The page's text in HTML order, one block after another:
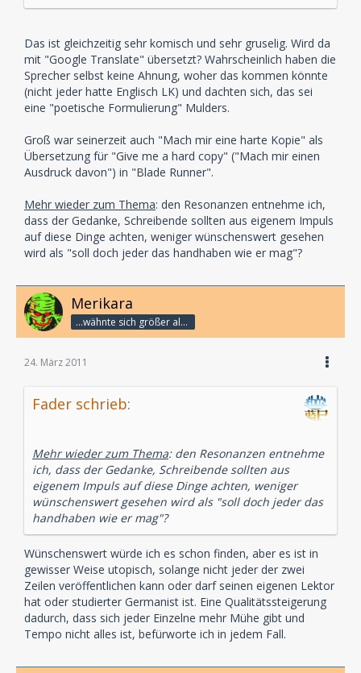
Das ist gleichzeitig sehr komisch und sehr gruselig. Wird da
mit "Google Translate" übersetzt? Wahrscheinlich haben die
Sprecher selbst keine Ahnung, woher das kommen könnte
(nicht jeder hatte Englisch LK) und dachten sich, das sei
eine "poetische Formulierung" Mulders.
Groß war seinerzeit auch "Mach mir eine harte Kopie" als
Übersetzung für "Give me a hard copy" ("Mach mir einen
Ausdruck davon") in "Blade Runner".
Mehr wieder zum Thema: den Resonanzen entnehme ich,
dass der Gedanke, Schreibende sollten aus eigenem Impuls
auf diese Dinge achten, weniger wünschenswert gesehen
wird als "soll doch jeder das handhaben wie er mag"?
Merikara
...wähnte sich größer als die Götter.
24. März 2011
Fader schrieb:
Mehr wieder zum Thema: den Resonanzen entnehme
ich, dass der Gedanke, Schreibende sollten aus
eigenem Impuls auf diese Dinge achten, weniger
wünschenswert gesehen wird als "soll doch jeder das
handhaben wie er mag"?
Wünschenswert würde ich es schon finden, aber es ist in
gewisser Weise utopisch, solange nicht jeder der zwei
Zeilen veröffentlichen kann oder darf seinen eigenen Lektor
hat oder studierter Germanist ist. Eine Qualitätssteigerung
dadurch, dass sich jeder Einzelne mehr Mühe gibt und
Tempo nicht alles ist, befürworte ich in jedem Fall.